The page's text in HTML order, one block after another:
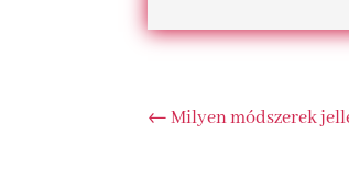
←Milyen módszerek